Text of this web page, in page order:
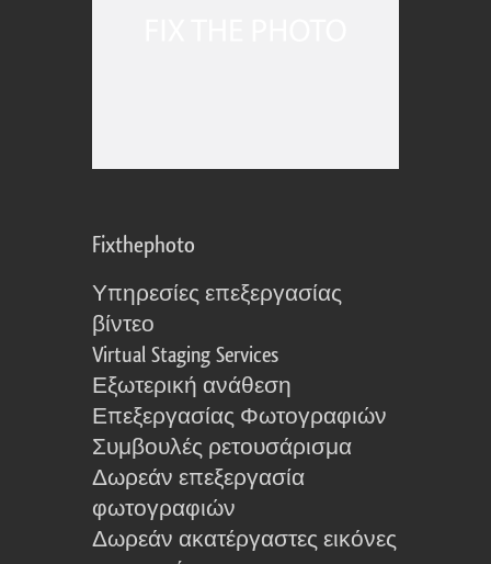
Fixthephoto
Υπηρεσίες επεξεργασίας
βίντεο
Virtual Staging Services
Εξωτερική ανάθεση
Επεξεργασίας Φωτογραφιών
Συμβουλές ρετουσάρισμα
Δωρεάν επεξεργασία
φωτογραφιών
Δωρεάν ακατέργαστες εικόνες